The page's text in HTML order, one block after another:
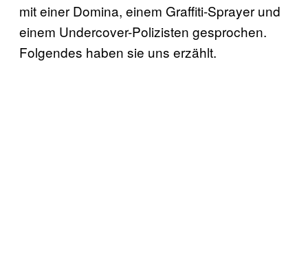
mit einer Domina, einem Graffiti-Sprayer und
einem Undercover-Polizisten gesprochen.
Folgendes haben sie uns erzählt.